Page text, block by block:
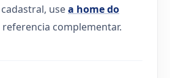
usea home do
complementar.